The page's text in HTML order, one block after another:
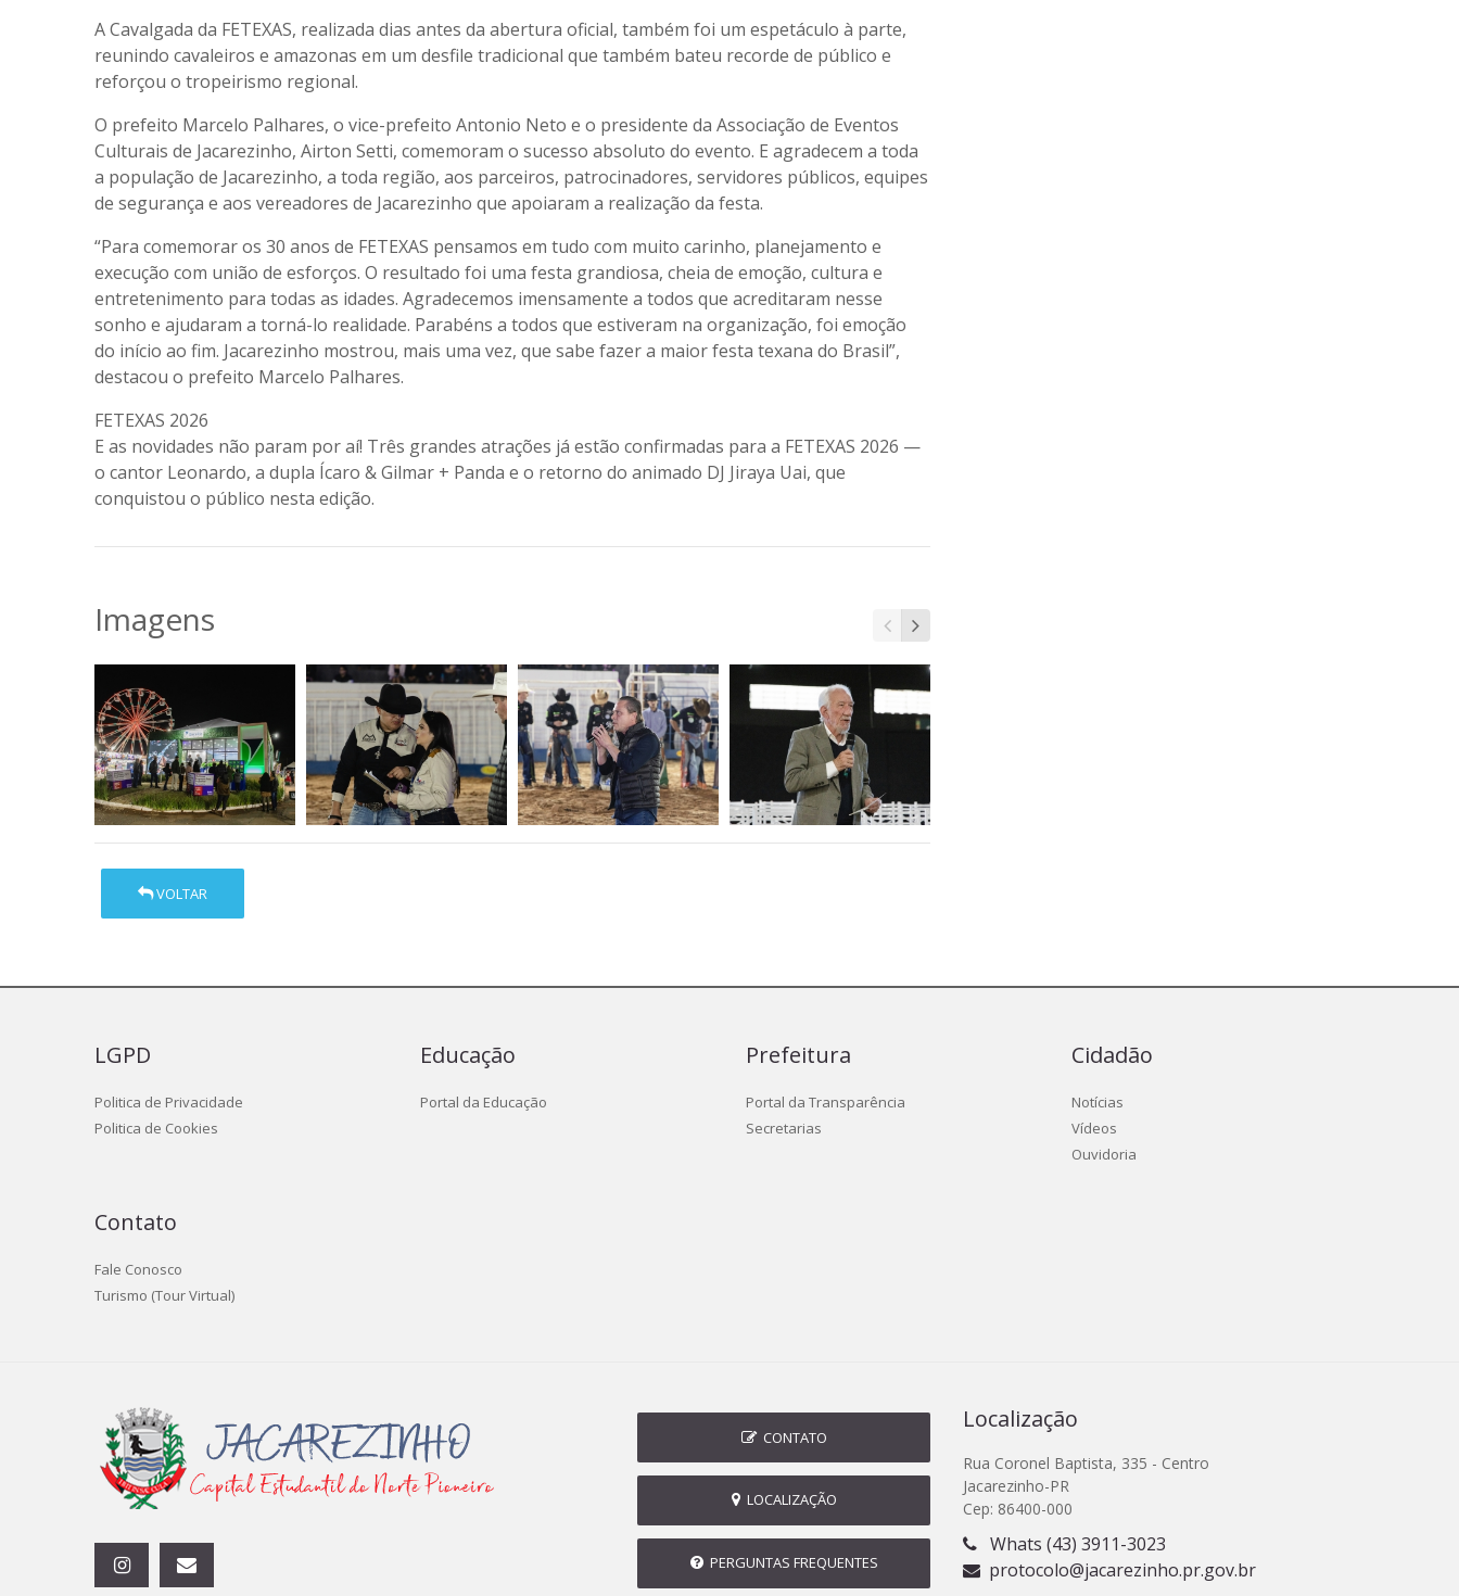
A Cavalgada da FETEXAS, realizada dias antes da abertura oficial, também foi um espetáculo à parte,
reunindo cavaleiros e amazonas em um desfile tradicional que também bateu recorde de público e
reforçou o tropeirismo regional.
O prefeito Marcelo Palhares, o vice-prefeito Antonio Neto e o presidente da Associação de Eventos
Culturais de Jacarezinho, Airton Setti, comemoram o sucesso absoluto do evento. E agradecem a toda
a população de Jacarezinho, a toda região, aos parceiros, patrocinadores, servidores públicos, equipes
de segurança e aos vereadores de Jacarezinho que apoiaram a realização da festa.
“Para comemorar os 30 anos de FETEXAS pensamos em tudo com muito carinho, planejamento e
execução com união de esforços. O resultado foi uma festa grandiosa, cheia de emoção, cultura e
entretenimento para todas as idades. Agradecemos imensamente a todos que acreditaram nesse
sonho e ajudaram a torná-lo realidade. Parabéns a todos que estiveram na organização, foi emoção
do início ao fim. Jacarezinho mostrou, mais uma vez, que sabe fazer a maior festa texana do Brasil”,
destacou o prefeito Marcelo Palhares.
FETEXAS 2026
E as novidades não param por aí! Três grandes atrações já estão confirmadas para a FETEXAS 2026 —
o cantor Leonardo, a dupla Ícaro & Gilmar + Panda e o retorno do animado DJ Jiraya Uai, que
conquistou o público nesta edição.
Imagens
VOLTAR
LGPD
Politica de Privacidade
Politica de Cookies
Educação
Portal da Educação
Prefeitura
Portal da Transparência
Secretarias
Cidadão
Notícias
Vídeos
Ouvidoria
Contato
Fale Conosco
Turismo (Tour Virtual)
CONTATO
LOCALIZAÇÃO
PERGUNTAS FREQUENTES
Localização
Rua Coronel Baptista, 335 - Centro
Jacarezinho-PR
Cep: 86400-000
Whats (43) 3911-3023
protocolo@jacarezinho.pr.gov.br